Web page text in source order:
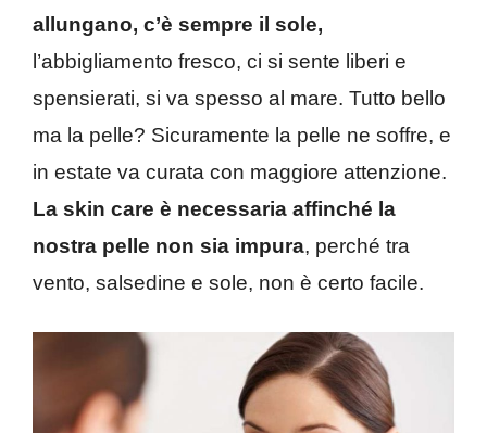
allungano, c’è sempre il sole,
l’abbigliamento fresco, ci si sente liberi e
spensierati, si va spesso al mare. Tutto bello
ma la pelle? Sicuramente la pelle ne soffre, e
in estate va curata con maggiore attenzione.
La skin care è necessaria affinché la
nostra pelle non sia impura, perché tra
vento, salsedine e sole, non è certo facile.